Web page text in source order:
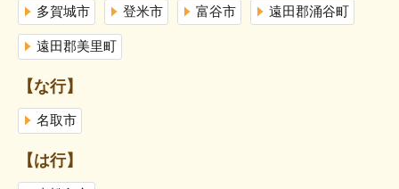
多賀城市 登米市 富谷市 遠田郡涌谷町
遠田郡美里町
【な行】
名取市
【は行】